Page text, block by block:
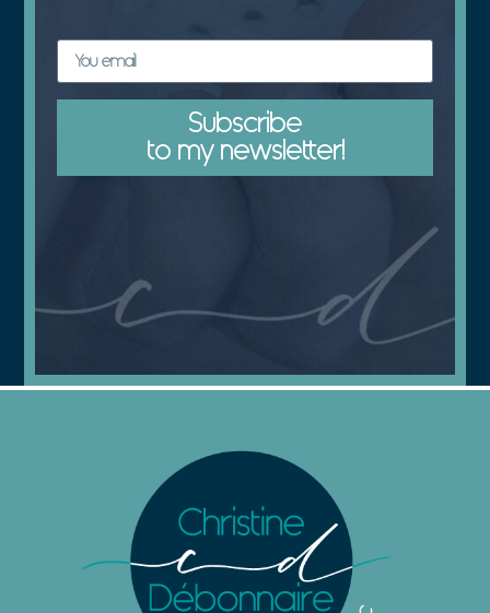
Subscribe
to my newsletter!